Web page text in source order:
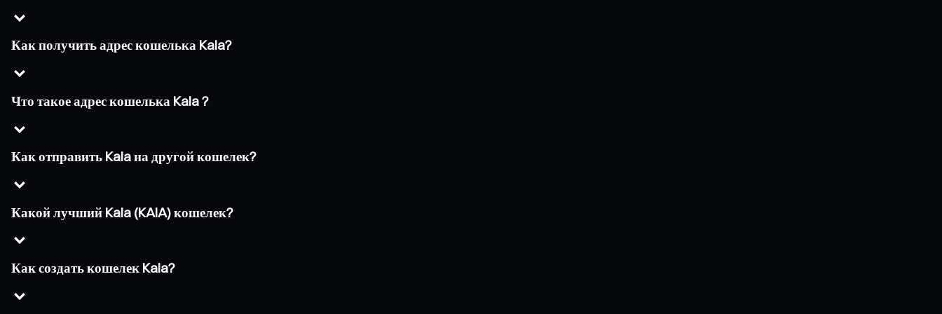
Как получить адрес кошелька Kaia?
Что такое адрес кошелька Kaia ?
Как отправить Kaia на другой кошелек?
Какой лучший Kaia (KAIA) кошелек?
Как создать кошелек Kaia?